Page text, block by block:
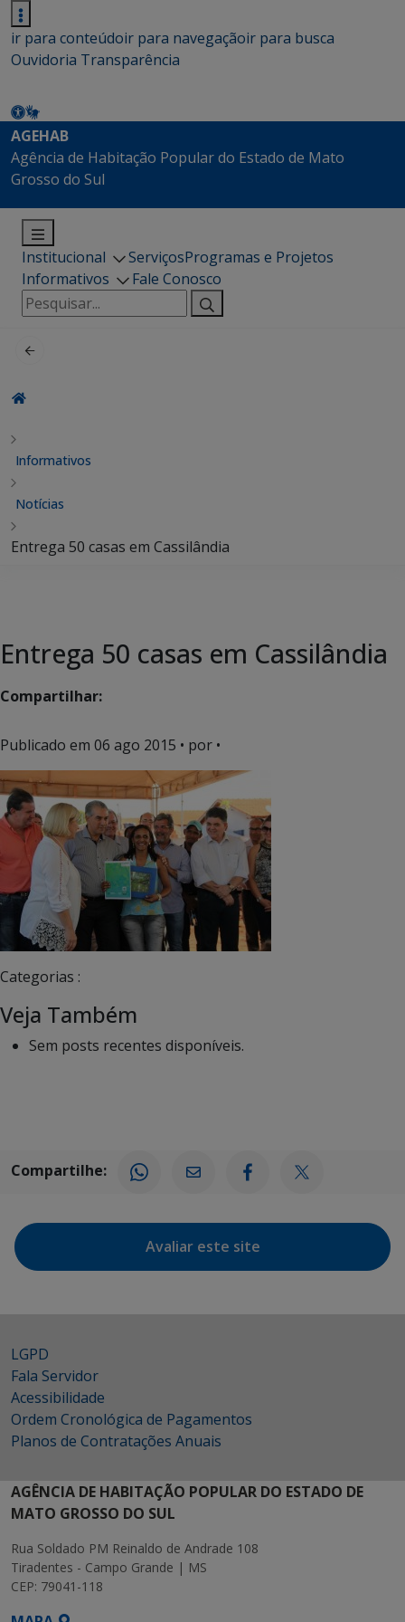
ir para conteúdoir para navegaçãoir para busca
Ouvidoria Transparência
AGEHAB
Agência de Habitação Popular do Estado de Mato
Grosso do Sul
Institucional ServiçosProgramas e Projetos
Informativos
Fale Conosco
Pesquisar
por:
Informativos
Notícias
Entrega 50 casas em Cassilândia
Entrega 50 casas em Cassilândia
Compartilhar:
Publicado em 06 ago 2015 • por •
Categorias :
Veja Também
Sem posts recentes disponíveis.
Compartilhe:
Avaliar este site
LGPD
Fala Servidor
Acessibilidade
Ordem Cronológica de Pagamentos
Planos de Contratações Anuais
AGÊNCIA DE HABITAÇÃO POPULAR DO ESTADO DE
MATO GROSSO DO SUL
Rua Soldado PM Reinaldo de Andrade 108
Tiradentes - Campo Grande | MS
CEP: 79041-118